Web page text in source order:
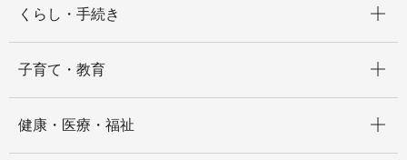
くらし・手続き
子育て・教育
健康・医療・福祉